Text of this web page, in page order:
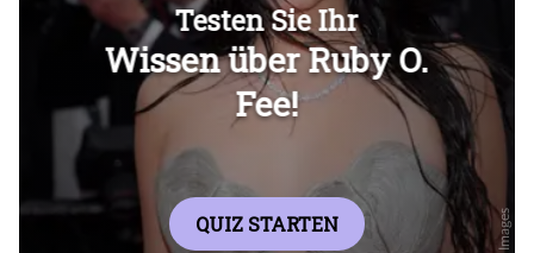
Überspringen